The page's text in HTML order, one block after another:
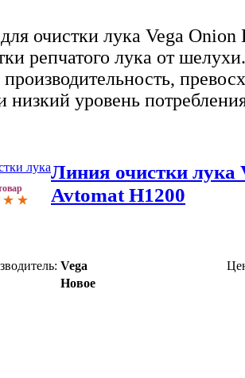
очистки лука Vega Onion
репчатого лука от
низкий уровень
Линия очистки лука
Avtomat Н1200
Vega
Новое